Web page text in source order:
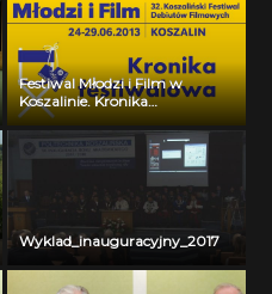
Festiwal Młodzi i Film w
Koszalinie. Kronika
Festiwalowa. Dzień czwarty
Wyklad_inauguracyjny_2017